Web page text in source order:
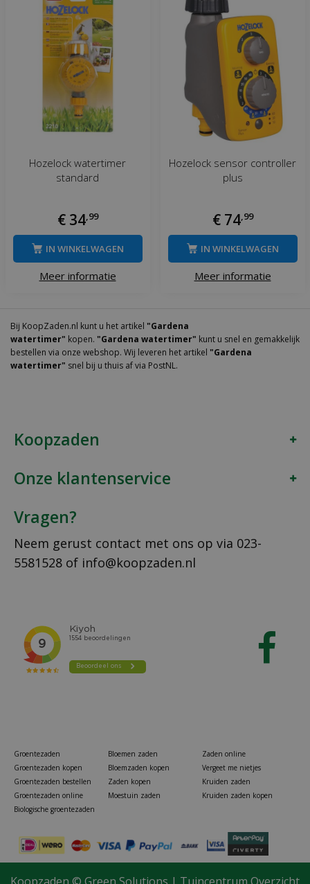
Gardena watertimer
Hozelock watertimer
standard
€ 34,99
Meer informatie
IN WINKELWAGEN
Hozelock sensor controller
plus
€ 74,99
Meer informatie
IN WINKELWAGEN
Bij KoopZaden.nl kunt u het artikel "Gardena
watertimer" kopen. "Gardena watertimer" kunt u snel en gemakkelijk
bestellen via onze webshop. Wij leveren het artikel "Gardena
watertimer" snel bij u thuis af via PostNL.
Koopzaden
Onze klantenservice
Vragen?
Neem gerust contact met ons op via 023-
5581528 of info@koopzaden.nl
Groentezaden
Groentezaden kopen
Groentezaden bestellen
Groentezaden online
Biologische groentezaden
Bloemen zaden
Bloemzaden kopen
Zaden kopen
Moestuin zaden
Zaden online
Vergeet me nietjes
Kruiden zaden
Kruiden zaden kopen